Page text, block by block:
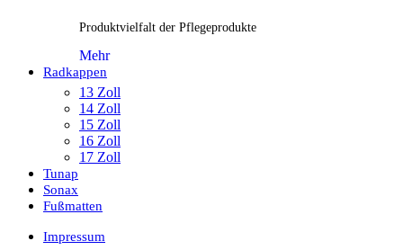
Produktvielfalt der Pflegeprodukte
Mehr
Radkappen
13 Zoll
14 Zoll
15 Zoll
16 Zoll
17 Zoll
Tunap
Sonax
Fußmatten
Impressum